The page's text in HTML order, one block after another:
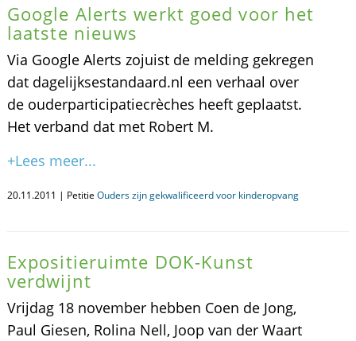
Google Alerts werkt goed voor het
laatste nieuws
Via Google Alerts zojuist de melding gekregen
dat dagelijksestandaard.nl een verhaal over
de ouderparticipatiecrèches heeft geplaatst.
Het verband dat met Robert M.
+Lees meer...
20.11.2011 | Petitie Ouders zijn gekwalificeerd voor kinderopvang
Expositieruimte DOK-Kunst
verdwijnt
Vrijdag 18 november hebben Coen de Jong,
Paul Giesen, Rolina Nell, Joop van der Waart